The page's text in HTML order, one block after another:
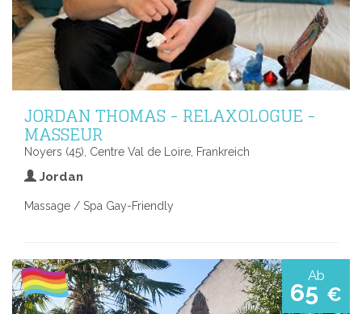
JORDAN THOMAS - RELAXOLOGUE -
MASSEUR
Noyers (45), Centre Val de Loire, Frankreich
Jordan
Massage / Spa Gay-Friendly
Ab
65 €